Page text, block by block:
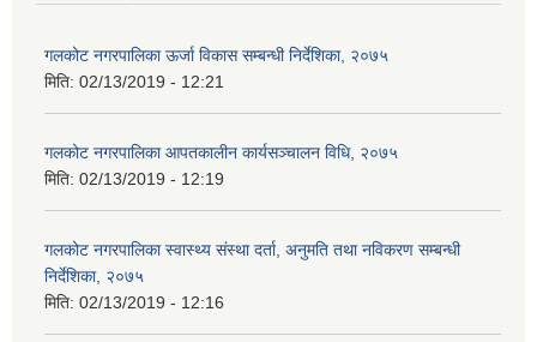
गलकोट नगरपालिका ऊर्जा विकास सम्बन्धी निर्देशिका, २०७५
मिति: 02/13/2019 - 12:21
गलकोट नगरपालिका आपतकालीन कार्यसञ्चालन विधि, २०७५
मिति: 02/13/2019 - 12:19
गलकोट नगरपालिका स्वास्थ्य संस्था दर्ता, अनुमति तथा नविकरण सम्बन्धी
निर्देशिका, २०७५
मिति: 02/13/2019 - 12:16